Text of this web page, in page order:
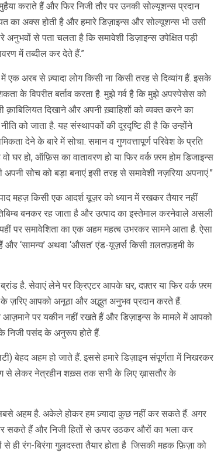
कराते हैं और फिर निजी तौर पर उनकी सोल्यूशन्स प्रदान
अक्स होती है और हमारे डिज़ाइन्स और सोल्यूशन्स भी उसी
अनुभवों से पता चलता है कि समावेशी डिज़ाइन्स उपेक्षित पड़ी
में तब्दील कर देते हैं.”
अरब से ज़्यादा लोग किसी ना किसी तरह से दिव्यांग हैं. इसके
के विपरीत बर्ताव करता है. मुझे गर्व है कि मुझे अपस्पेसेस को
दिखाने और अपनी ख़्वाहिशों को व्यक्त करने का
को जाता है. यह संस्थापकों की दूरदृष्टि ही है कि उन्होंने
देने‌ के बारे में सोचा. समान व गुणवत्तापूर्ण परिवेश के प्रति
घर हो, ऑफ़िस का वातावरण हो या फिर वर्क फ़्रम होम डिजाइन्स
सोच को बड़ा बनाएं इसी तरह से समावेशी नज़रिया अपनाएं.”
महज़ किसी एक आदर्श यूज़र को ध्यान में रखकर तैयार नहीं
बनकर रह जाता है और उत्पाद का इस्तेमाल करनेवाले असली
पर समावेशिता का एक अहम महत्ब उभरकर सामने आता है. ऐसा
और ‘सामन्य’ अथवा ‘औसत’ एंड-यूज़र्स किसी ग़लतफ़हमी के
है. सेवाएं लेने पर क्रिएटर आपके घर, दफ़्तर या फिर वर्क फ़्रम
ज़रिए आपको अनूठा और अद्भुत अनुभव प्रदान करते हैं.
पर‌ यकीन नहीं रखते हैं और डिज़ाइन्स के मामले में आपको
निजी पसंद के अनुरूप होते हैं.
बेहद अहम हो जाते हैं. इससे हमारे डिज़ाइन संपूर्णता में निखरकर
से लेकर नेत्रहीन शख़्स तक सभी के लिए ख़ासतौर के
अहम है. अकेले होकर हम ज़्यादा कुछ नहीं कर सकते हैं. अगर
सकते हैं और निजी हितों से ऊपर उठकर औरों का भला कर
रंग-बिरंगा गुलदस्ता तैयार होता है जिसकी महक फ़िज़ा को